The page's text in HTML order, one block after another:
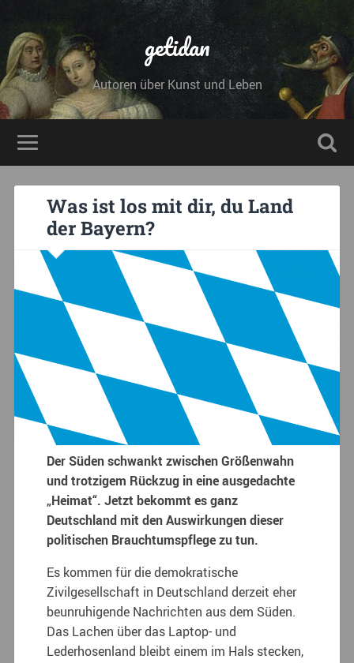
getidan
Autoren über Kunst und Leben
Was ist los mit dir, du Land
der Bayern?
Der Süden schwankt zwischen Größenwahn
und trotzigem Rückzug in eine ausgedachte
„Heimat“. Jetzt bekommt es ganz
Deutschland mit den Auswirkungen dieser
politischen Brauchtumspflege zu tun.
Es kommen für die demokratische
Zivilgesellschaft in Deutschland derzeit eher
beunruhigende Nachrichten aus dem Süden.
Das Lachen über das Laptop- und
Lederhosenland bleibt einem im Hals stecken,